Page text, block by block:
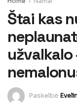
Štai kas
Paskelbė